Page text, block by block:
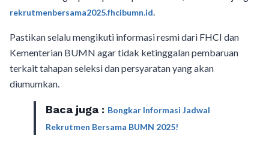
rekrutmenbersama2025.fhcibumn.id.
Pastikan selalu mengikuti informasi resmi dari FHCI dan
Kementerian BUMN agar tidak ketinggalan pembaruan
terkait tahapan seleksi dan persyaratan yang akan
diumumkan.
Baca juga : Bongkar Informasi Jadwal
Rekrutmen Bersama BUMN 2025!